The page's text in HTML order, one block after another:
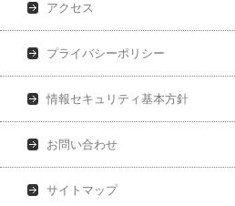
アクセス
プライバシーポリシー
情報セキュリティ基本方針
お問い合わせ
サイトマップ